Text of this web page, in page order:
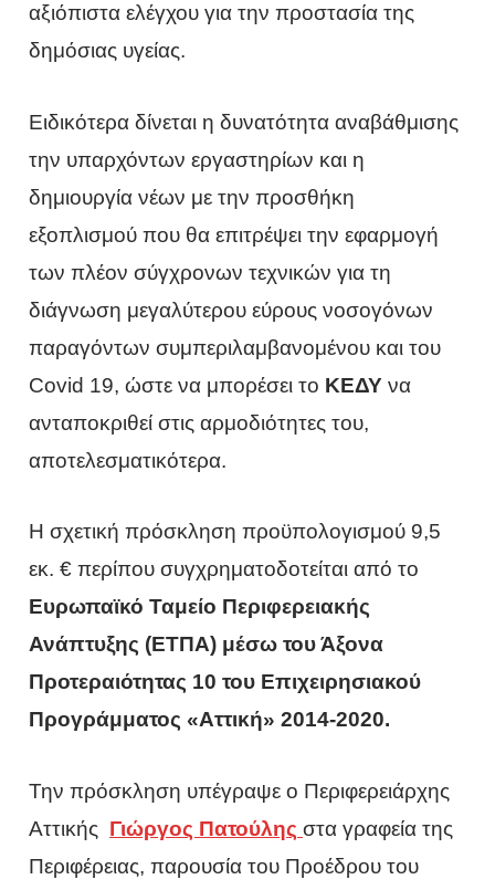
αξιόπιστα ελέγχου για την προστασία της
δημόσιας υγείας.
Ειδικότερα δίνεται η δυνατότητα αναβάθμισης
την υπαρχόντων εργαστηρίων και η
δημιουργία νέων με την προσθήκη
εξοπλισμού που θα επιτρέψει την εφαρμογή
των πλέον σύγχρονων τεχνικών για τη
διάγνωση μεγαλύτερου εύρους νοσογόνων
παραγόντων συμπεριλαμβανομένου και του
Covid 19, ώστε να μπορέσει το ΚΕΔΥ να
ανταποκριθεί στις αρμοδιότητες του,
αποτελεσματικότερα.
Η σχετική πρόσκληση προϋπολογισμού 9,5
εκ. € περίπου συγχρηματοδοτείται από το
Ευρωπαϊκό Ταμείο Περιφερειακής
Ανάπτυξης (ΕΤΠΑ) μέσω του Άξονα
Προτεραιότητας 10 του Επιχειρησιακού
Προγράμματος «Αττική» 2014-2020.
Την πρόσκληση υπέγραψε ο Περιφερειάρχης
Αττικής Γιώργος Πατούλης στα γραφεία της
Περιφέρειας, παρουσία του Προέδρου του